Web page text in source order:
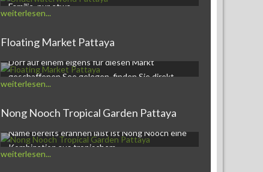
Familie, nur etwa…
weiterlesen...
Floating Market Pattaya
Der Pattaya Floating Market,ein kleines Markt-
Dorf auf einem eigens für diesen Markt
geschaffenen See gelegen, finden Sie direkt…
weiterlesen...
Nong Nooch Tropical Garden Pattaya
Nong Nooch Tropical Garden and Resortwie der
Name bereits erahnen läßt ist Nong Nooch eine
Kombination aus tropischem…
weiterlesen...